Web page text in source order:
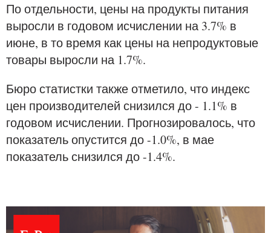
По отдельности, цены на продукты питания
выросли в годовом исчислении на 3.7% в
июне, в то время как цены на непродуктовые
товары выросли на 1.7%.
Бюро статистки также отметило, что индекс
цен производителей снизился до - 1.1% в
годовом исчислении. Прогнозировалось, что
показатель опустится до -1.0%, в мае
показатель снизился до -1.4%.